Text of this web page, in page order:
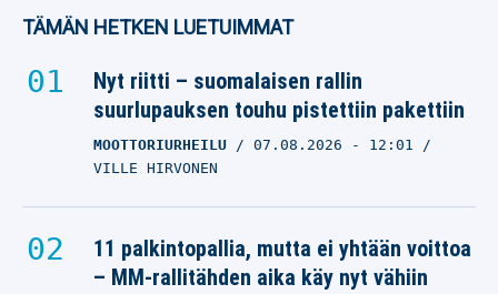
TÄMÄN HETKEN LUETUIMMAT
Nyt riitti – suomalaisen rallin
suurlupauksen touhu pistettiin pakettiin
MOOTTORIURHEILU 07.08.2026 - 12:01
VILLE HIRVONEN
11 palkintopallia, mutta ei yhtään voittoa
– MM-rallitähden aika käy nyt vähiin